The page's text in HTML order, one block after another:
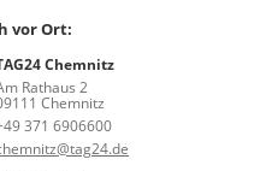
vor Ort:
Chemnitz
Rathaus 2
Chemnitz
371 6906600